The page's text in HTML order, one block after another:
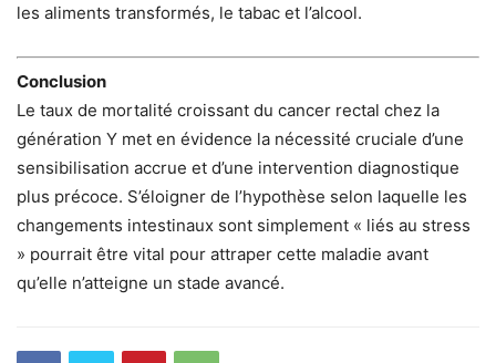
les aliments transformés, le tabac et l’alcool.
Conclusion
Le taux de mortalité croissant du cancer rectal chez la
génération Y met en évidence la nécessité cruciale d’une
sensibilisation accrue et d’une intervention diagnostique
plus précoce. S’éloigner de l’hypothèse selon laquelle les
changements intestinaux sont simplement « liés au stress
» pourrait être vital pour attraper cette maladie avant
qu’elle n’atteigne un stade avancé.